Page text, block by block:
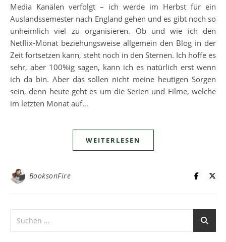
Media Kanälen verfolgt – ich werde im Herbst für ein
Auslandssemester nach England gehen und es gibt noch so
unheimlich viel zu organisieren. Ob und wie ich den
Netflix-Monat beziehungsweise allgemein den Blog in der
Zeit fortsetzen kann, steht noch in den Sternen. Ich hoffe es
sehr, aber 100%ig sagen, kann ich es natürlich erst wenn
ich da bin. Aber das sollen nicht meine heutigen Sorgen
sein, denn heute geht es um die Serien und Filme, welche
im letzten Monat auf…
WEITERLESEN
BooksonFire